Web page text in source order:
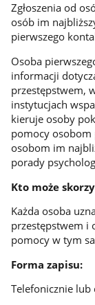
Zgłoszenia od
osób im
pierwszego
Osoba
informacji
przestępstwem,
instytucjach
kieruje osoby
pomocy
osobom im
porady
Kto może
Każda osoba
przestępstwem i
pomocy w tym
Forma zapisu:
Telefonicznie lub